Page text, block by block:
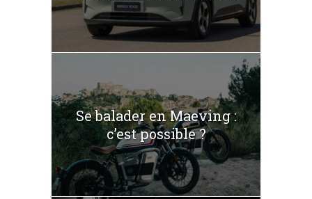
Se balader en Maeving :
c’est possible ?